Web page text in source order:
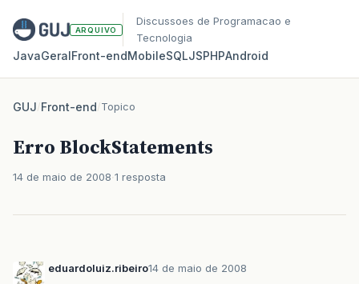
ARQUIVO
Discussoes de Programacao e
Tecnologia
JavaGeralFront‑endMobileSQLJSPHPAndroid
GUJ/Front-end/Topico
Erro BlockStatements
14 de maio de 2008 1 resposta
eduardoluiz.ribeiro14 de maio de 2008